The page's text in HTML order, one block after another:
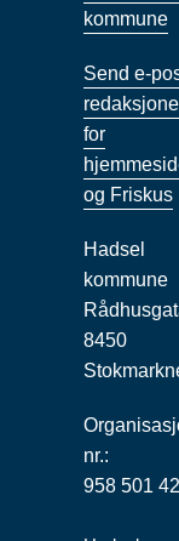
kommune
Send e-
for
og Friskus
Hadsel
kommune
8450
nr.:
958 501